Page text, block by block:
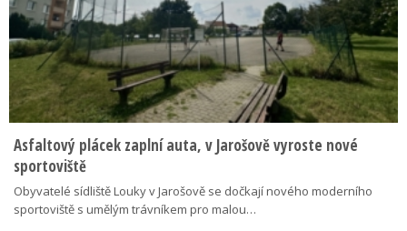
Asfaltový plácek zaplní auta, v Jarošově vyroste nové
sportoviště
Obyvatelé sídliště Louky v Jarošově se dočkají nového moderního
sportoviště s umělým trávníkem pro malou…